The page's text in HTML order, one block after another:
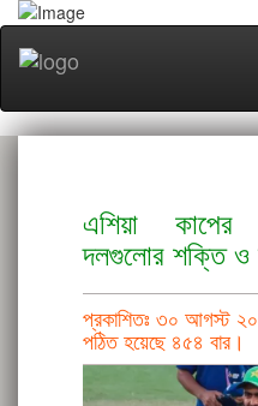
এশিয়া কাপের
দলগুলোর শক্তি ও
প্রকাশিতঃ ৩০ আগস্ট
পঠিত হয়েছে ৪৫৪ বার।